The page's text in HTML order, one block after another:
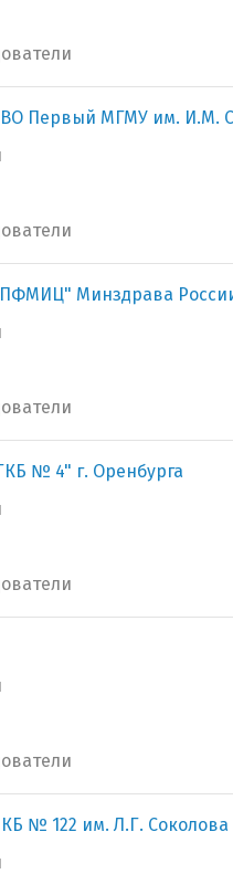
Первый МГМУ им. И.М.
Минздрава
№ 4" г. Оренбурга
№ 122 им. Л.Г.